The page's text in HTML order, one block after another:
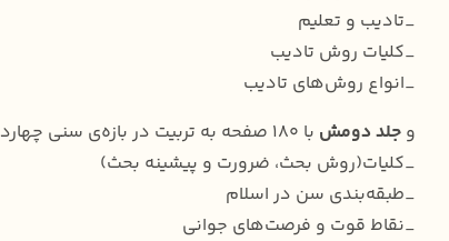
_تادیب و تعلیم
_کلیات روش تادیب
_انواع روش‌های تادیب
و جلد دومش با ۱۸۰ صفحه به تربیت در بازه‌ی سنی چهارده تا بیست و یک سال پرداخته و شامل سرفصل‌های زیره:
_کلیات(روش بحث، ضرورت و پیشینه بحث)
_طبقه‌بندی سن در اسلام
_نقاط قوت و فرصت‌های جوانی